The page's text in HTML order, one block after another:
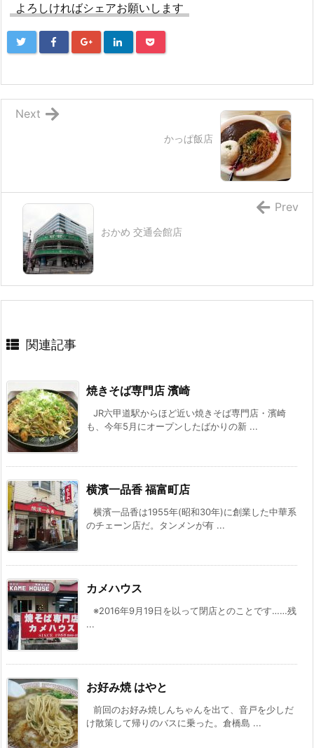
よろしければシェアお願いします
かっぱ飯店
Next
おかめ 交通会館店
Prev
関連記事
焼きそば専門店 濱崎
JR六甲道駅からほど近い焼きそば専門店・濱崎
も、今年5月にオープンしたばかりの新 ...
横濱一品香 福富町店
横濱一品香は1955年(昭和30年)に創業した中華系
のチェーン店だ。タンメンが有 ...
カメハウス
※2016年9月19日を以って閉店とのことです……残
...
お好み焼 はやと
前回のお好み焼しんちゃんを出て、音戸を少しだ
け散策して帰りのバスに乗った。倉橋島 ...